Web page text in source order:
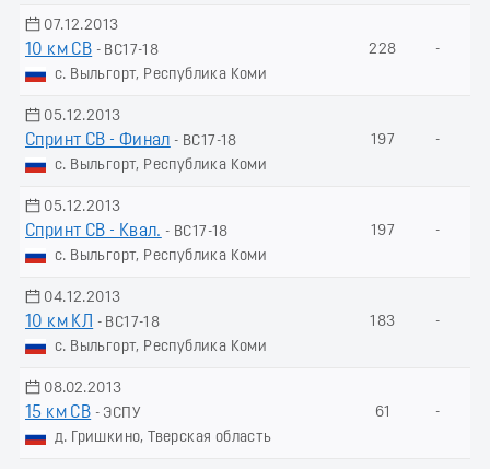
07.12.2013
10 км СВ - ВС17-18
с. Выльгорт, Республика Коми
228 -
05.12.2013
Спринт СВ - Финал - ВС17-18
с. Выльгорт, Республика Коми
197 -
05.12.2013
Спринт СВ - Квал. - ВС17-18
с. Выльгорт, Республика Коми
197 -
04.12.2013
10 км КЛ
- ВС17-18
с. Выльгорт, Республика Коми
183 -
08.02.2013
15 км СВ - ЭСПУ
д. Гришкино, Тверская область
61 -